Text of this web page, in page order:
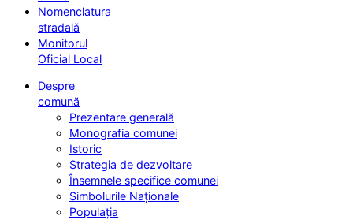
Nomenclatura
stradală
Monitorul
Oficial Local
Despre
comună
Prezentare generală
Monografia comunei
Istoric
Strategia de dezvoltare
Însemnele specifice comunei
Simbolurile Naționale
Populația